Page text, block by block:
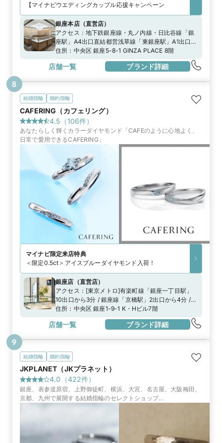
【マイナビウエディングカップル応援キャンペーン
銀座本店（直営店）
アクセス： 地下鉄銀座線・丸ノ内線・日比谷線「銀
座駅」A4出口直結都営浅草線「東銀座駅」A1出口よ
り徒歩3分都バス「銀座四丁目」より徒歩1分」
住所： 中央区 銀座5-8-1 GINZA PLACE 8階
店舗一覧 ブランド詳細
結婚指輪 婚約指輪
CAFERING（カフェリング）
4.5 （106件）
あなたらしく輝くカラーダイヤモンド「CAFEのように心地よく、
日常で愛用できるCAFERING」
マイナビ限定来店特典
＜限定0.5ct＞アイスブルーダイヤモンド入荷！
銀座店 （直営店）
アクセス： [東京メトロ]有楽町線「銀座一丁目駅」
10出口から3分 / 銀座線「京橋駅」2出口から4分 /
日比谷線、銀座線、丸の内線「銀座駅」A8出口から
8分都営浅草線「宝町駅」A3出口から5分[JR]「有楽
町駅」中央口から7分
住所： 中央区 銀座1-9-1 K・Hビル7階
店舗一覧 ブランド詳細
8
結婚指輪 婚約指輪
JKPLANET（JKプラネット）
4.0 （422件）
銀座、表参道原宿、上野御徒町、横浜、大宮、名古屋、大阪梅田、
京都、九州で展開する結婚指輪のセレクトショップ
『JKPLANET』。50ブランド2000種類の上質なブライダルリング
9